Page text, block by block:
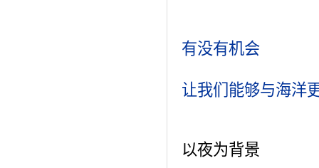
有没有机会
让我们能够与海洋
以夜为背景